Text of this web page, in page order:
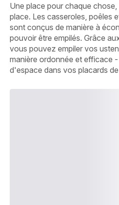
Une place pour chaque
place. Les casseroles, poêles
sont conçus de manière à
pouvoir être empilés. Grâce
vous pouvez empiler vos
manière ordonnée et efficace
d'espace dans vos placards